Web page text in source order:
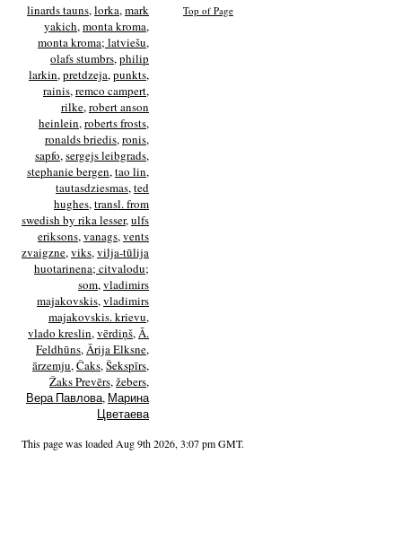
linards tauns,lorka,mark
yakich,monta kroma,
monta kroma; latviešu,
olafs stumbrs,philip
larkin,pretdzeja,punkts,
rainis,remco campert,
rilke,robert anson
heinlein,roberts frosts,
ronalds briedis,ronis,
sapfo,sergejs leibgrads,
stephanie bergen,tao lin,
tautasdziesmas,ted
hughes,transl. from
swedish by rika lesser,ulfs
eriksons,vanags,vents
zvaigzne,viks,vilja-tūlija
huotarinena; citvalodu;
som,vladimirs
majakovskis,vladimirs
majakovskis. krievu,
vlado kreslin,vērdiņš,Ā.
Feldhūns,Ārija Elksne,
ārzemju,Čaks,Šekspīrs,
Žaks Prevērs,žebers,
Вера Павлова, Марина
Цветаева
Top of Page
This page was loaded Aug 9th 2026, 3:07 pm GMT.